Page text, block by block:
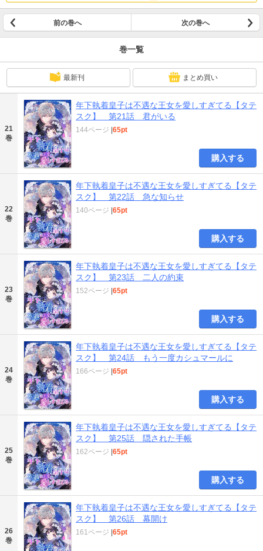
前の巻へ 次の巻へ
巻一覧
最新刊 まとめ買い
21
巻
年下執着皇子は不遇な王女を愛しすぎてる【タテ
スク】 第21話 君がいる
144ページ 65pt
購入する
22
巻
年下執着皇子は不遇な王女を愛しすぎてる【タテ
スク】 第22話 急な知らせ
140ページ 65pt
購入する
23
巻
年下執着皇子は不遇な王女を愛しすぎてる【タテ
スク】 第23話 二人の約束
152ページ 65pt
購入する
24
巻
年下執着皇子は不遇な王女を愛しすぎてる【タテ
スク】 第24話 もう一度カシュマールに
166ページ 65pt
購入する
25
巻
年下執着皇子は不遇な王女を愛しすぎてる【タテ
スク】 第25話 隠された手帳
162ページ 65pt
購入する
26
巻
年下執着皇子は不遇な王女を愛しすぎてる【タテ
スク】 第26話 幕開け
161ページ 65pt